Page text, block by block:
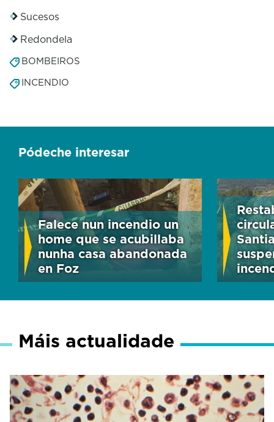
Sucesos
Redondela
BOMBEIROS
INCENDIO
Pódeche interesar
Falece nun incendio un
home que se acubillaba
nunha casa abandonada
en Foz
Máis actualidade